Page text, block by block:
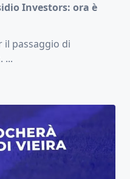
Investors: ora è
il passaggio di
...